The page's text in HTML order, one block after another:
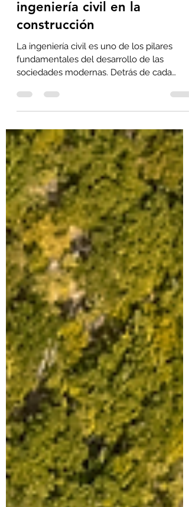
La importancia de la
ingeniería civil en la
construcción
fundamentales del desarrollo de las
hidráulico o infraestructura urbana existe
un trabajo técnico y estratégico que
garantiza seguridad, funcionalidad y
durabilidad. En SIIG Ingeniería y Consultoría
, entendemos que la ingeniería civil no solo
construye obras, sino que construye
bienestar, progreso y futuro. ¿Qué es la
ingeniería civil y por qué es clave en la co